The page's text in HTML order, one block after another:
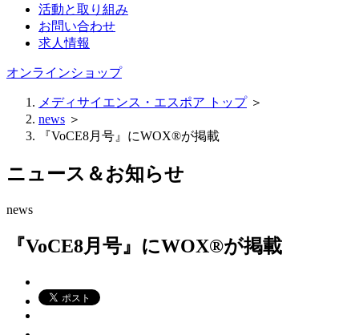
活動と取り組み
お問い合わせ
求人情報
オンラインショップ
メディサイエンス・エスポア トップ＞
news ＞
『VoCE8月号』にWOX®が掲載
ニュース＆お知らせ
news
『VoCE8月号』にWOX®が掲載